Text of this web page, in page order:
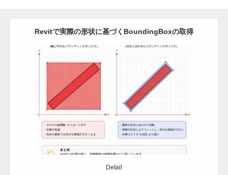
Revitで実際の形状に基づくBoundingBoxの取得
Category: アドイン C#
Detail
Detail